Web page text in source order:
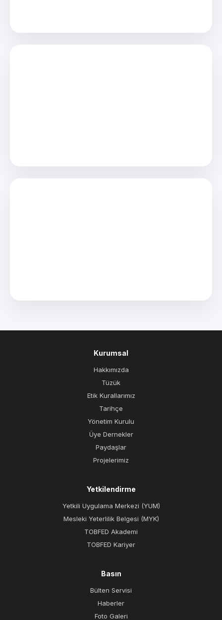
Kurumsal
Hakkımızda
Tüzük
Etik Kurallarımız
Tarihçe
Yönetim Kurulu
Üye Dernekler
Paydaşlar
Projelerimiz
Yetkilendirme
Yetkili Uygulama Merkezi (YUM)
Mesleki Yeterlilik Belgesi (MYK)
TOBFED Akademi
TOBFED Kariyer
Basın
Bülten Servisi
Haberler
Foto Galeri